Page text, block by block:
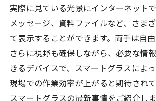
実際に見ている光景にインターネット
メッセージ、資料ファイルなど、さま
て表示することができます。両手は自由
さらに視野も確保しながら、必要な情
きるデバイスで、スマートグラスによ
現場での作業効率が上がると期待され
スマートグラスの最新事情をご紹介しま